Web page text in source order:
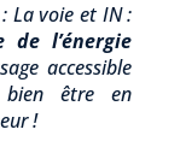
La voie et IN :
de l’énergie
accessible
être en
!